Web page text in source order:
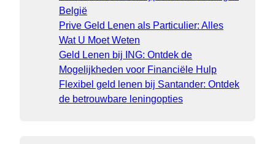
België
Prive Geld Lenen als Particulier: Alles
Wat U Moet Weten
Geld Lenen bij ING: Ontdek de
Mogelijkheden voor Financiële Hulp
Flexibel geld lenen bij Santander: Ontdek
de betrouwbare leningopties